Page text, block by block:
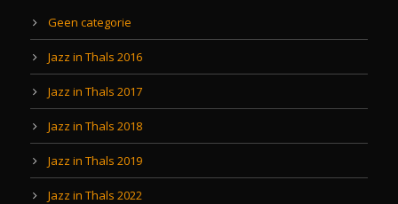
Geen categorie
Jazz in Thals 2016
Jazz in Thals 2017
Jazz in Thals 2018
Jazz in Thals 2019
Jazz in Thals 2022